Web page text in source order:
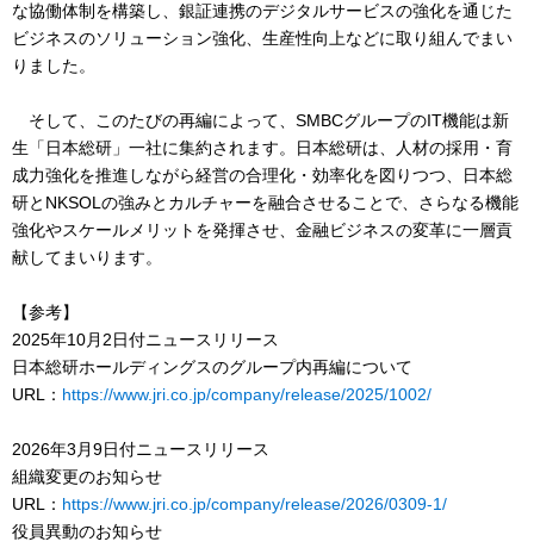
な協働体制を構築し、銀証連携のデジタルサービスの強化を通じた
ビジネスのソリューション強化、生産性向上などに取り組んでまい
りました。
そして、このたびの再編によって、SMBCグループのIT機能は新
生「日本総研」一社に集約されます。日本総研は、人材の採用・育
成力強化を推進しながら経営の合理化・効率化を図りつつ、日本総
研とNKSOLの強みとカルチャーを融合させることで、さらなる機能
強化やスケールメリットを発揮させ、金融ビジネスの変革に一層貢
献してまいります。
【参考】
2025年10月2日付ニュースリリース
日本総研ホールディングスのグループ内再編について
URL： https://www.jri.co.jp/company/release/2025/1002/
2026年3月9日付ニュースリリース
組織変更のお知らせ
URL： https://www.jri.co.jp/company/release/2026/0309-1/
役員異動のお知らせ